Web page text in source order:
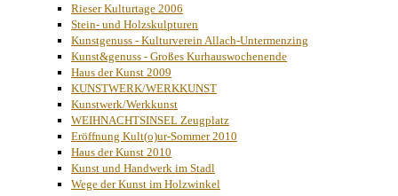
Rieser Kulturtage 2006
Stein- und Holzskulpturen
Kunstgenuss - Kulturverein Allach-Untermenzing
Kunst&genuss - Großes Kurhauswochenende
Haus der Kunst 2009
KUNSTWERK/WERKKUNST
Kunstwerk/Werkkunst
WEIHNACHTSINSEL Zeugplatz
Eröffnung Kult(o)ur-Sommer 2010
Haus der Kunst 2010
Kunst und Handwerk im Stadl
Wege der Kunst im Holzwinkel